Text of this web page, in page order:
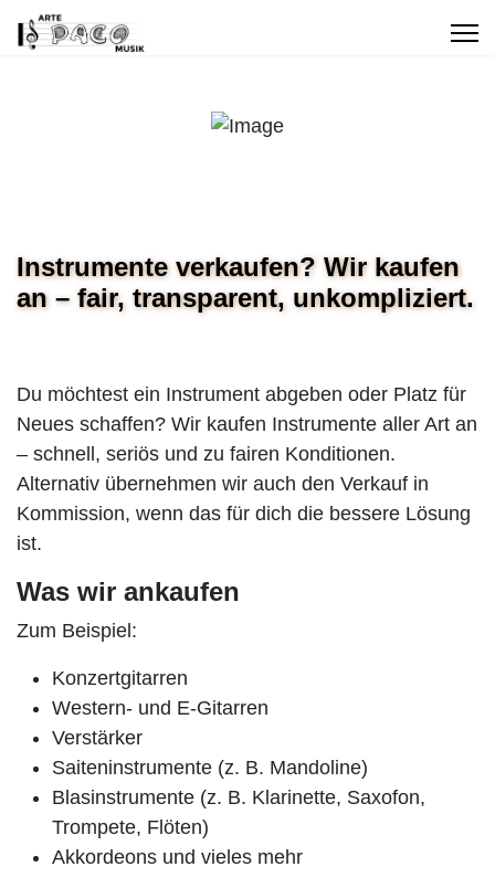
Instrumente verkaufen? Wir kaufen
an – fair, transparent, unkompliziert.
Du möchtest ein Instrument abgeben oder Platz für
Neues schaffen? Wir kaufen Instrumente aller Art an
– schnell, seriös und zu fairen Konditionen.
Alternativ übernehmen wir auch den Verkauf in
Kommission, wenn das für dich die bessere Lösung
ist.
Was wir ankaufen
Zum Beispiel:
Konzertgitarren
Western- und E-Gitarren
Verstärker
Saiteninstrumente (z. B. Mandoline)
Blasinstrumente (z. B. Klarinette, Saxofon,
Trompete, Flöten)
Akkordeons und vieles mehr